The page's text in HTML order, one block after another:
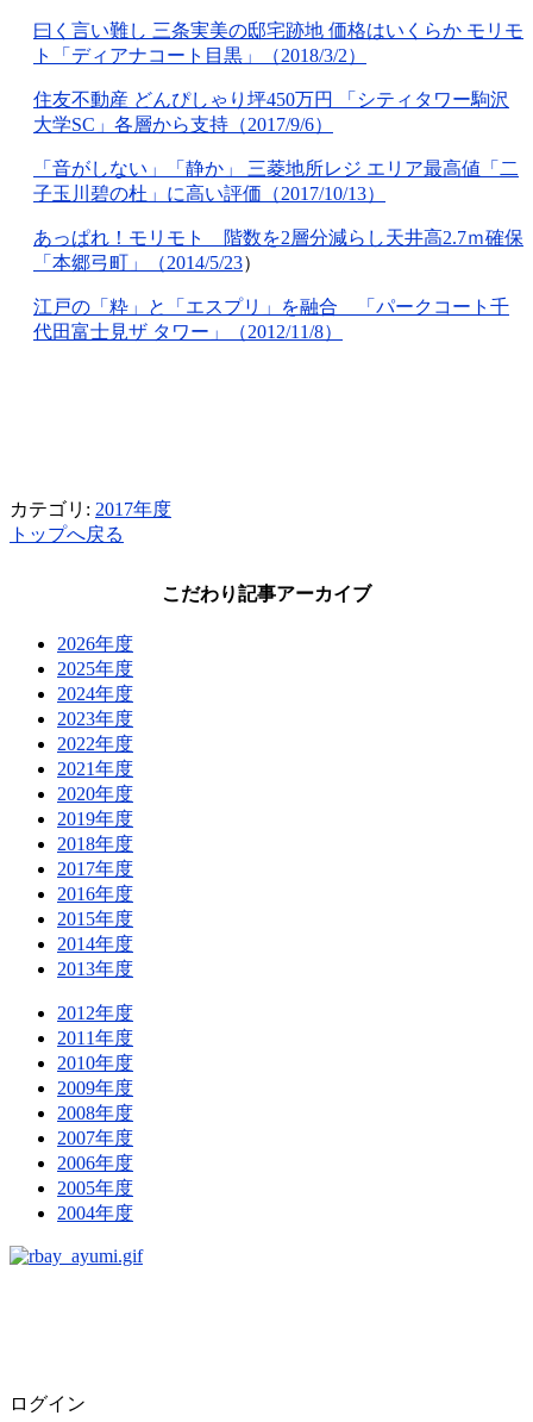
曰く言い難し 三条実美の邸宅跡地 価格はいくらか モリモ
ト「ディアナコート目黒」（2018/3/2）
住友不動産 どんぴしゃり坪450万円 「シティタワー駒沢
大学SC」各層から支持（2017/9/6）
「音がしない」「静か」 三菱地所レジ エリア最高値「二
子玉川碧の杜」に高い評価（2017/10/13）
あっぱれ！モリモト 階数を2層分減らし天井高2.7ｍ確保
「本郷弓町」（2014/5/23）
江戸の「粋」と「エスプリ」を融合 「パークコート千
代田富士見ザ タワー」（2012/11/8）
カテゴリ: 2017年度
トップへ戻る
こだわり記事アーカイブ
2026年度
2025年度
2024年度
2023年度
2022年度
2021年度
2020年度
2019年度
2018年度
2017年度
2016年度
2015年度
2014年度
2013年度
2012年度
2011年度
2010年度
2009年度
2008年度
2007年度
2006年度
2005年度
2004年度
ログイン